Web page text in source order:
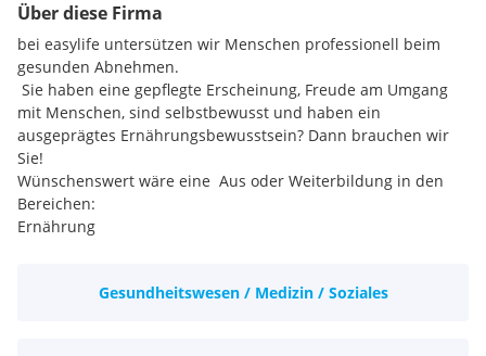
Über diese Firma
bei easylife untersützen wir Menschen professionell beim
gesunden Abnehmen.
Sie haben eine gepflegte Erscheinung, Freude am Umgang
mit Menschen, sind selbstbewusst und haben ein
ausgeprägtes Ernährungsbewusstsein? Dann brauchen wir
Sie!
Wünschenswert wäre eine Aus oder Weiterbildung in den
Bereichen:
Ernährung
Pharmazeutische Kaufmännische Assistenz
Gesundheitswesen / Medizin / Soziales